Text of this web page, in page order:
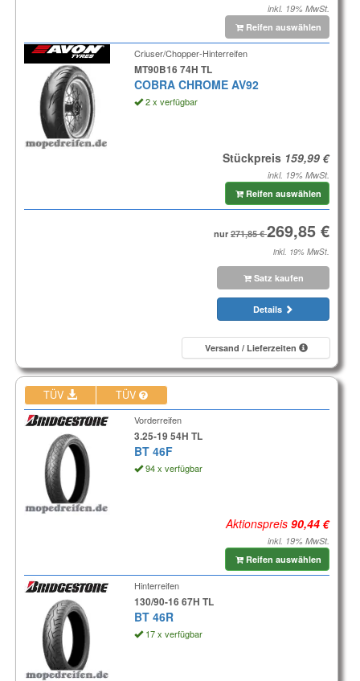
inkl. 19% MwSt.
Reifen auswählen
Criuser/Chopper-Hinterreifen
MT90B16 74H TL
COBRA CHROME AV92
2 x verfügbar
Stückpreis
inkl. 19% MwSt.
Reifen auswählen
nur
inkl. 19% MwSt.
Satz kaufen
Details
Versand / Lieferzeiten
TÜV TÜV
Vorderreifen
3.25-19 54H TL
BT 46F
94 x verfügbar
Aktionspreis
inkl. 19% MwSt.
Reifen auswählen
Hinterreifen
130/90-16 67H TL
BT 46R
17 x verfügbar